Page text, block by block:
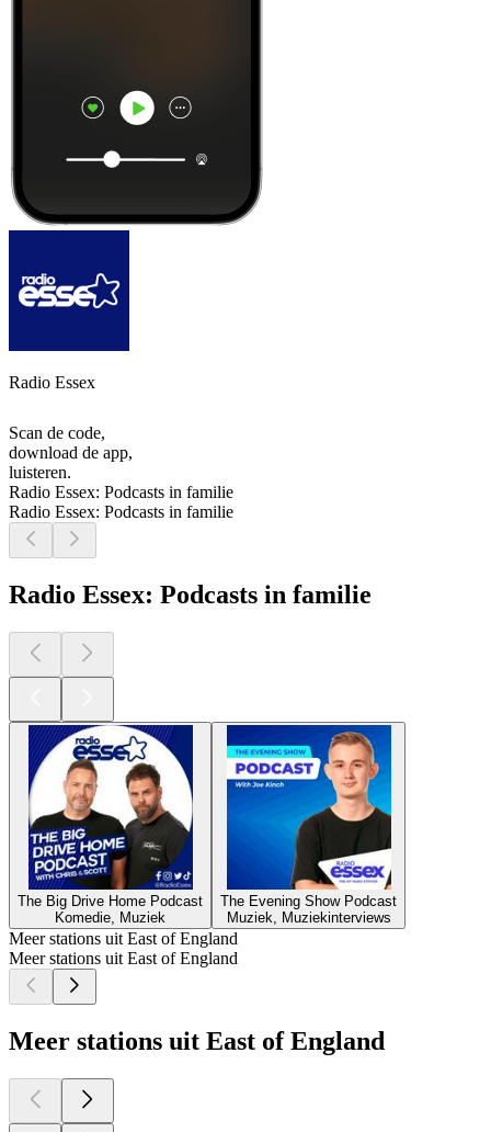
Radio Essex
Scan de code,
download de app,
luisteren.
Radio Essex: Podcasts in familie
Radio Essex: Podcasts in familie
Radio Essex: Podcasts in familie
The Big Drive Home Podcast
Komedie, Muziek
The Evening Show Podcast
Muziek, Muziekinterviews
Meer stations uit East of England
Meer stations uit East of England
Meer stations uit East of England